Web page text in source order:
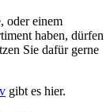
oder einem
haben, dürfen
Sie dafür gerne
gibt es hier.